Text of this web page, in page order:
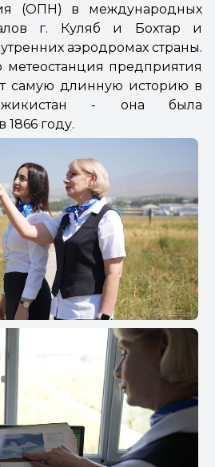
(ОПН) в международных
г. Куляб и Бохтар и
аэродромах страны.
метеостанция предприятия
самую длинную историю в
- она была
1866 году.